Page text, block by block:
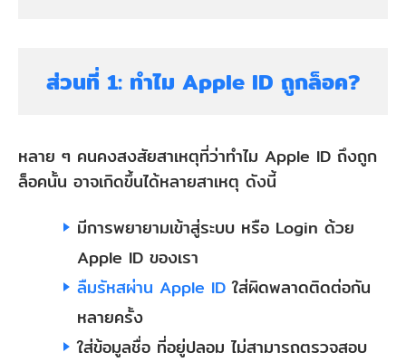
ส่วนที่ 1: ทำไม Apple ID ถูกล็อค?
หลาย ๆ คนคงสงสัยสาเหตุที่ว่าทำไม Apple ID ถึงถูก
ล็อคนั้น อาจเกิดขึ้นได้หลายสาเหตุ ดังนี้
มีการพยายามเข้าสู่ระบบ หรือ Login ด้วย
Apple ID ของเรา
ลืมรัหสผ่าน Apple ID ใส่ผิดพลาดติดต่อกัน
หลายครั้ง
ใส่ข้อมูลชื่อ ที่อยู่ปลอม ไม่สามารถตรวจสอบ